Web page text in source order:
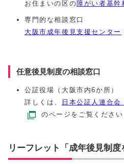
お住まいの区の障がい者基幹
専門的な相談窓口
大阪市成年後見支援センター
任意後見制度の相談窓口
公証役場（大阪市内6か所）
詳しくは、
日本公証人連合会
のページをご覧ください
リーフレット「成年後見制度